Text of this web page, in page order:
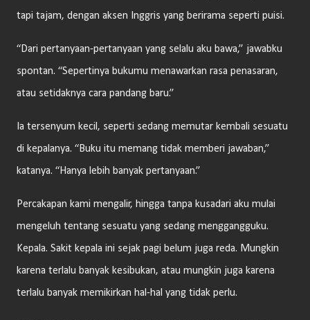
tapi tajam, dengan aksen Inggris yang berirama seperti puisi.
“Dari pertanyaan-pertanyaan yang selalu aku bawa,” jawabku
spontan. “Sepertinya bukumu menawarkan rasa penasaran,
atau setidaknya cara pandang baru.”
Ia tersenyum kecil, seperti sedang memutar kembali sesuatu
di kepalanya. “Buku itu memang tidak memberi jawaban,”
katanya. “Hanya lebih banyak pertanyaan.”
Percakapan kami mengalir, hingga tanpa kusadari aku mulai
mengeluh tentang sesuatu yang sedang menggangguku.
Kepala. Sakit kepala ini sejak pagi belum juga reda. Mungkin
karena terlalu banyak kesibukan, atau mungkin juga karena
terlalu banyak memikirkan hal-hal yang tidak perlu.